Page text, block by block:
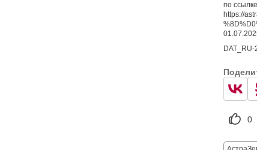
по
https://
0